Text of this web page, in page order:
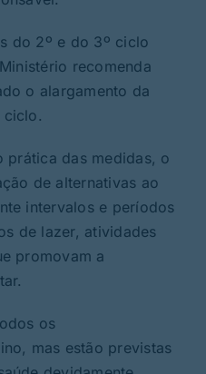
do 2º e do 3º ciclo
recomenda
o alargamento da
ciclo.
prática das medidas, o
de alternativas ao
intervalos e períodos
de lazer, atividades
promovam a
os
mas estão previstas